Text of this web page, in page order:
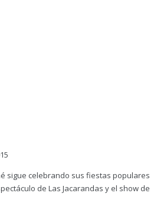
sigue celebrando sus fiestas populares
de Las Jacarandas y el show de